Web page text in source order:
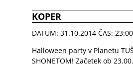
KOPER
DATUM: 31.10.2014 ČAS:
Halloween party v Planetu
SHONETOM! Začetek ob